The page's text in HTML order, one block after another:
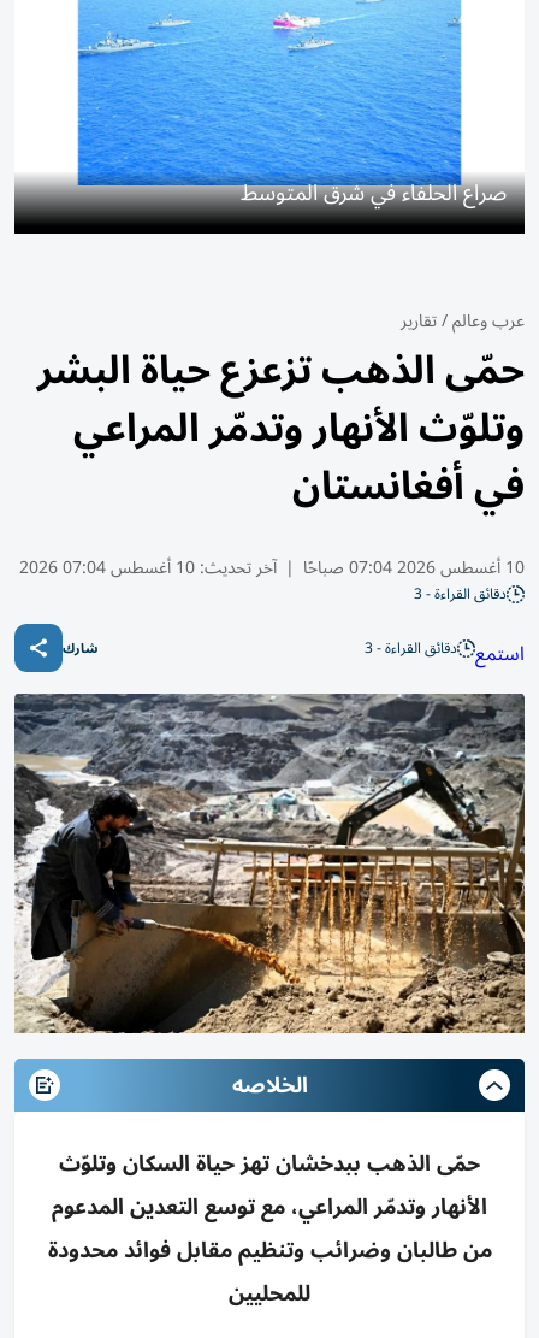
صراع الحلفاء في شرق المتوسط
عرب وعالم/تقارير
حمّى الذهب تزعزع حياة البشر
وتلوّث الأنهار وتدمّر المراعي
في أفغانستان
10 أغسطس 2026 07:04 صباحًا | آخر تحديث:10 أغسطس 07:04 2026
دقائق القراءة - 3
استمع دقائق القراءة - 3 شارك
الخلاصه
حمّى الذهب ببدخشان تهز حياة السكان وتلوّث
الأنهار وتدمّر المراعي، مع توسع التعدين المدعوم
من طالبان وضرائب وتنظيم مقابل فوائد محدودة
للمحليين